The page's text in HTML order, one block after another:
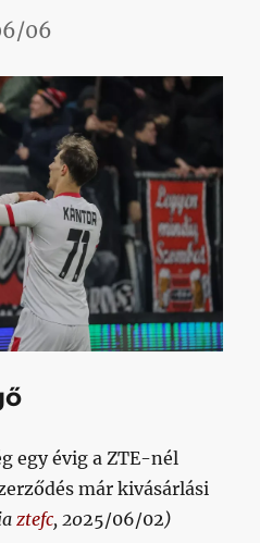
06
egy évig a ZTE-nél
már kivásárlási
ztefc, 2025/06/02)